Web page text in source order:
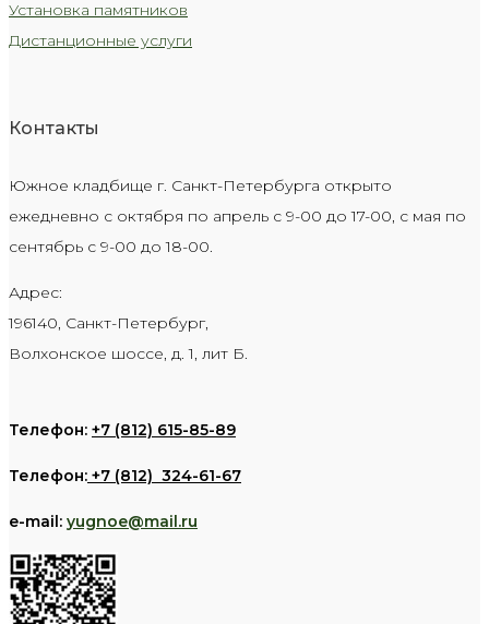
Установка памятников
Дистанционные услуги
Контакты
Южное кладбище г. Санкт-Петербурга открыто
ежедневно с октября по апрель с 9-00 до 17-00, с мая по
сентябрь с 9-00 до 18-00.
Адрес:
196140, Санкт-Петербург,
Волхонское шоссе, д. 1, лит Б.
Телефон: +7 (812) 615-85-89
Телефон: +7 (812) 324-61-67
e-mail: yugnoe@mail.ru